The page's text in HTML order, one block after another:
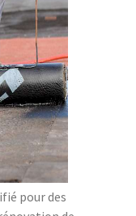
pour des